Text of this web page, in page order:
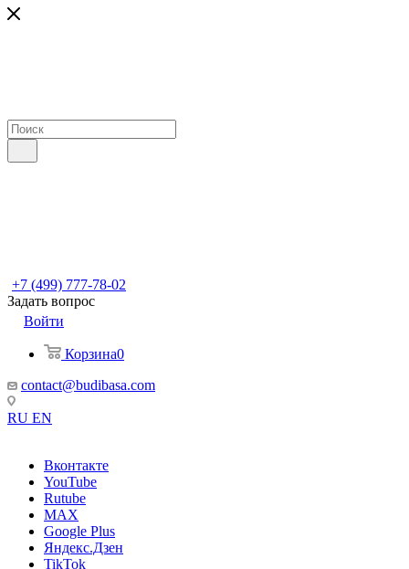
+7 (499) 777-78-02
Задать вопрос
Войти
Корзина0
contact@budibasa.com
RU EN
Вконтакте
YouTube
Rutube
MAX
Google Plus
Яндекс.Дзен
TikTok